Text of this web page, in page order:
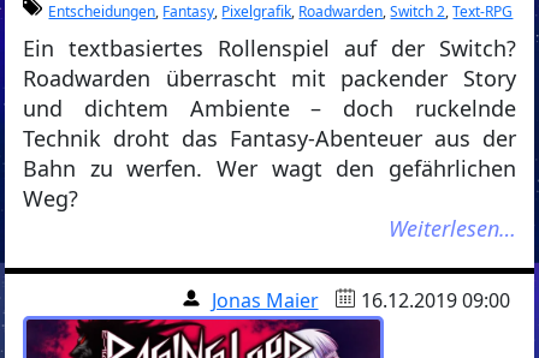
Entscheidungen, Fantasy, Pixelgrafik, Roadwarden,Switch 2,Text-RPG
Ein textbasiertes Rollenspiel auf der Switch?
Roadwarden überrascht mit packender Story
und dichtem Ambiente – doch ruckelnde
Technik droht das Fantasy-Abenteuer aus der
Bahn zu werfen. Wer wagt den gefährlichen
Weg?
Weiterlesen…
Jonas Maier 16.12.2019 09:00